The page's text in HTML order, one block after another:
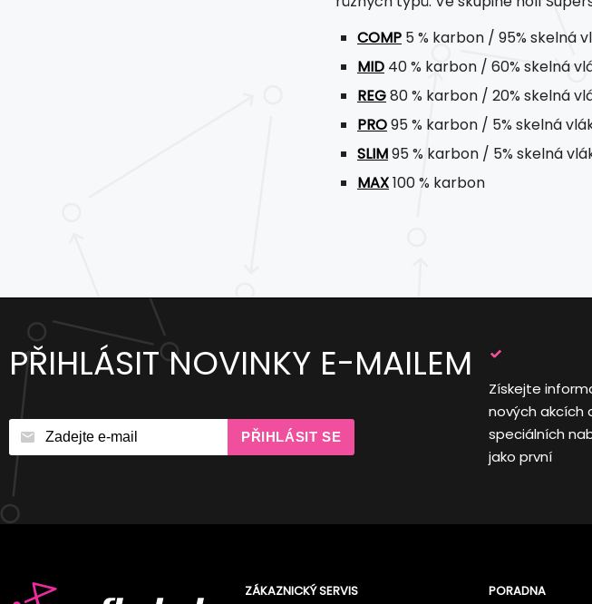
COMP 5 % karbon / 95% skelná
MID 40 % karbon / 60% skelná
REG80 % karbon / 20% skelná
PRO95 % karbon / 5% skelná
SLIM95 % karbon / 5% skelná
MAX100 % karbon
PŘIHLÁSIT NOVINKY E-MAILEM
PŘIHLÁSIT SE
Získejte
nových akcích
speciálních
jako první
ZÁKAZNICKÝ SERVIS PORADNA